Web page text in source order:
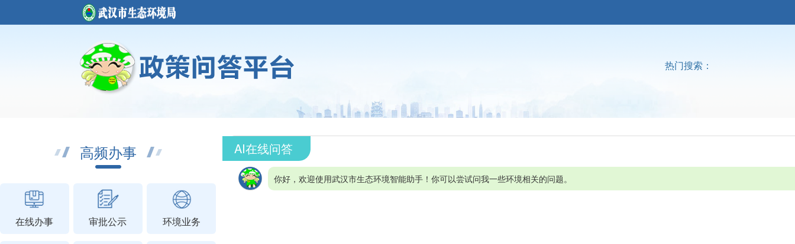
热门搜索：
高频办事
在线办事 审批公示 环境业务
AI在线问答
你好，欢迎使用武汉市生态环境智能助手！你可以尝试问我一些环境相关的问题。